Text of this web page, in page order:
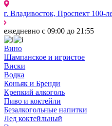
г. Владивосток, Проспект 100-
ежедневно с 09:00 до 21:55
Вино
Шампанское и игристое
Виски
Водка
Коньяк и Бренди
Крепкий алкоголь
Пиво и коктейли
Безалкогольные напитки
Лед коктейльный